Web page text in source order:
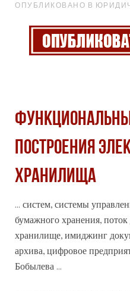
ОПУБЛИКОВАНО В
ПОСТРОЕНИЯ
ХРАНИЛИЩА
... систем, системы
бумажного хранения,
хранилище, имиджинг
архива, цифровое
Бобылева ...